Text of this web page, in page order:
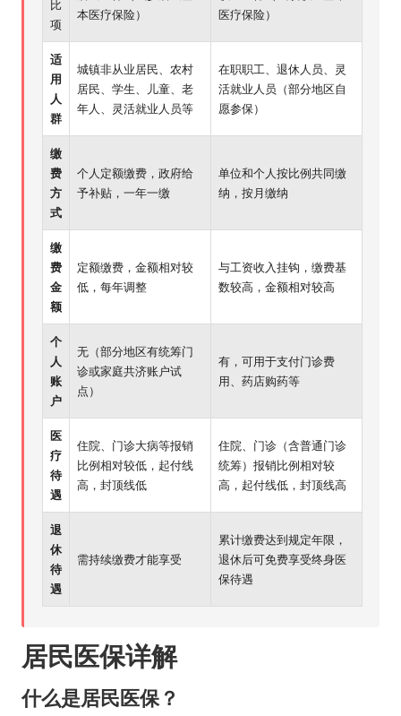
比
项
本医疗保险）
医疗保险）
适
用
人
群
城镇非从业居民、农村
居民、学生、儿童、老
年人、灵活就业人员等
在职职工、退休人员、灵
活就业人员（部分地区自
愿参保）
缴
费
方
式
个人定额缴费，政府给
予补贴，一年一缴
单位和个人按比例共同缴
纳，按月缴纳
缴
费
金
额
定额缴费，金额相对较
低，每年调整
与工资收入挂钩，缴费基
数较高，金额相对较高
个
人
账
户
无（部分地区有统筹门
诊或家庭共济账户试
点）
有，可用于支付门诊费
用、药店购药等
医
疗
待
遇
住院、门诊大病等报销
比例相对较低，起付线
高，封顶线低
住院、门诊（含普通门诊
统筹）报销比例相对较
高，起付线低，封顶线高
退
休
待
遇
需持续缴费才能享受
累计缴费达到规定年限，
退休后可免费享受终身医
保待遇
居民医保详解
什么是居民医保？